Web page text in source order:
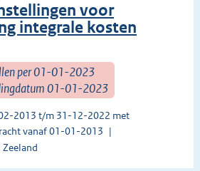
voor
integrale kosten
per 01-01-2023
01-01-2023
2013 t/m 31-12-2022 met
vanaf 01-01-2013